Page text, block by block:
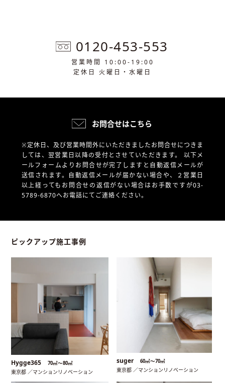
0120-453-553
営業時間 10:00-19:00
定休日 火曜日・水曜日
お問合せはこちら
※定休日、及び営業時間外にいただきましたお問合せにつきま
しては、翌営業日以降の受付とさせていただきます。 以下メ
ールフォームよりお問合せが完了しますと自動返信メールが
送信されます。自動返信メールが届かない場合や、
２営業日
以上経ってもお問合せの返信がない場合はお手数ですが03-
5789-6870へお電話にてご連絡ください。
ピックアップ施工事例
Hygge365 70㎡〜80㎡
東京都 ／マンションリノベーション
suger 60㎡〜70㎡
東京都 ／マンションリノベーション